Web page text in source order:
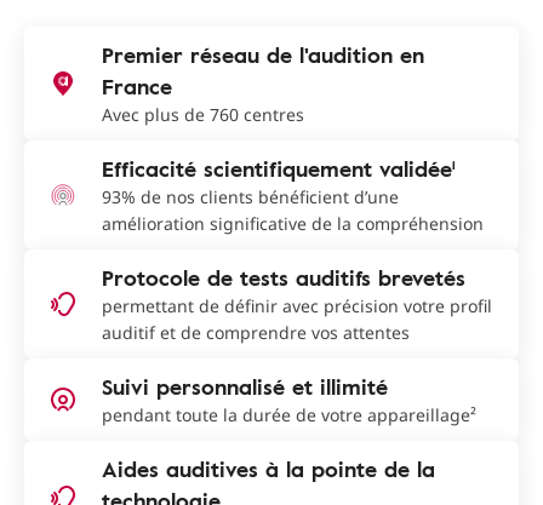
Premier réseau de l'audition en
France
Avec plus de 760 centres
Efficacité scientifiquement validée¹
93% de nos clients bénéficient d’une
amélioration significative de la compréhension
Protocole de tests auditifs brevetés
permettant de définir avec précision votre profil
auditif et de comprendre vos attentes
Suivi personnalisé et illimité
pendant toute la durée de votre appareillage²
Aides auditives à la pointe de la